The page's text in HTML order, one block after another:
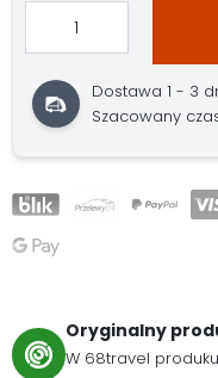
Dostawa 1 - 3
Szacowany
Oryginalny
W 68travel